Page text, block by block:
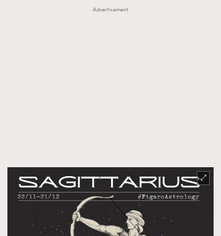
Advertisement